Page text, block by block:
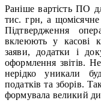
Раніше вартість ПО
тис. грн, а
Підтвердження
вклеюють у касові
заяви, додатки і
оформлення звітів.
нерідко уникали
податків та зборів.
формувала великий